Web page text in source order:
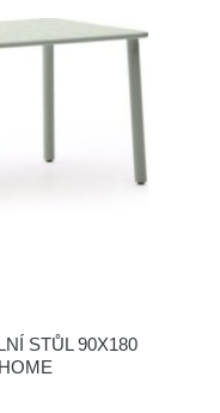
STŮL 90X180